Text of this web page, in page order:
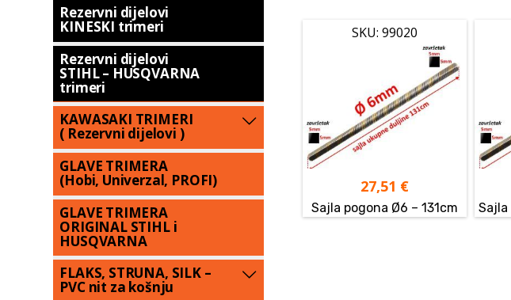
SKU: 99020
27,51 €
Sajla pogona Ø6 – 131cm Sajla
Rezervni dijelovi
KINESKI trimeri
Rezervni dijelovi
STIHL – HUSQVARNA
trimeri
KAWASAKI TRIMERI
( Rezervni dijelovi )
GLAVE TRIMERA
(Hobi, Univerzal, PROFI)
GLAVE TRIMERA
ORIGINAL STIHL i
HUSQVARNA
FLAKS, STRUNA, SILK –
PVC nit za košnju